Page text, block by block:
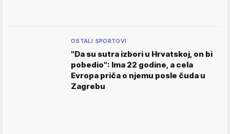
OSTALI SPORTOVI
"Da su sutra izbori u Hrvatskoj, on bi
pobedio": Ima 22 godine, a cela
Evropa priča o njemu posle čuda u
Zagrebu